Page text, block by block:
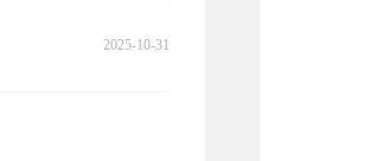
2025-10-31